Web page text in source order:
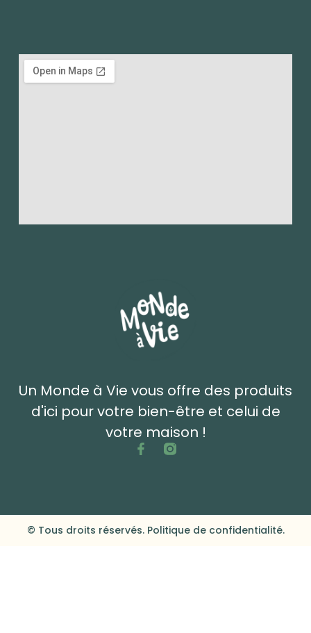
Un Monde à Vie vous offre des produits
d'ici pour votre bien-être et celui de
votre maison !
© Tous droits réservés. Politique de confidentialité.